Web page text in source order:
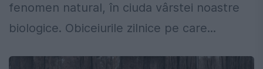
fenomen natural, în ciuda vârstei noastre
biologice. Obiceiurile zilnice pe care...